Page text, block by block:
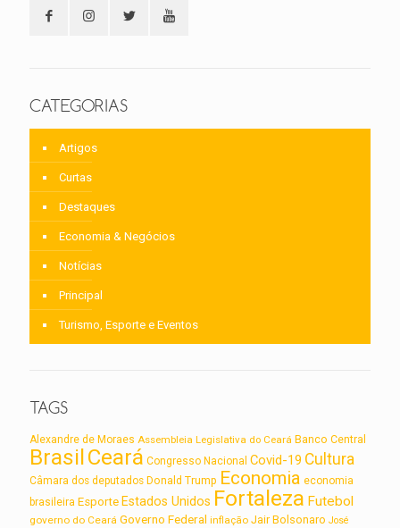
CATEGORIAS
Artigos
Curtas
Destaques
Economia & Negócios
Notícias
Principal
Turismo, Esporte e Eventos
TAGS
Alexandre de Moraes Assembleia Legislativa do Ceará Banco Central
BrasilCeará Congresso Nacional Covid-19 Cultura
Câmara dos deputados Donald Trump Economia economia
brasileira Esporte Estados Unidos Fortaleza Futebol
governo do Ceará Governo Federal inflação Jair Bolsonaro José